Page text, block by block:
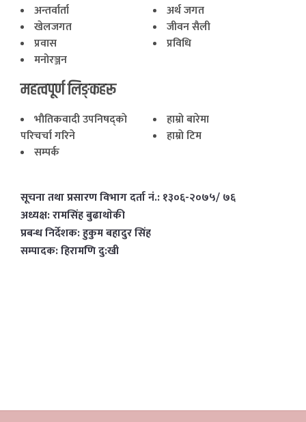
अन्तर्वार्ता
अर्थ जगत
खेलजगत
जीवन सैली
प्रवास
प्रविधि
मनोरञ्जन
महत्वपूर्ण लिङ्कहरू
भाैतिकवादी उपनिषद्काे
परिचर्चा गरिने
हाम्राे बारेमा
हाम्राे टिम
सम्पर्क
सूचना तथा प्रसारण विभाग दर्ता नं.: १३०६-२०७५/ ७६
अध्यक्ष: रामसिंह बुढाथाेकी
प्रबन्ध निर्देशक: हुकुम बहादुर सिंह
सम्पादक: हिरामणि दु:खी